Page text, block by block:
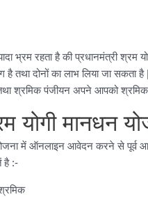
भ्रम रहता है की प्रधानमंत्री श्रम
तथा दोनों का लाभ लिया जा सकता
तथा श्रमिक पंजीयन अपने आपको
योगी मानधन
में ऑनलाइन आवेदन करने से पूर्व
है :-